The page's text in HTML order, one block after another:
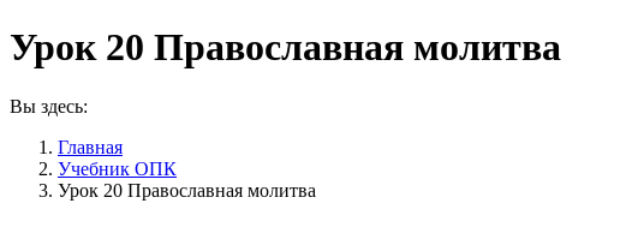
Урок 20 Православная молитва
Вы здесь:
Главная
Учебник ОПК
Урок 20 Православная молитва